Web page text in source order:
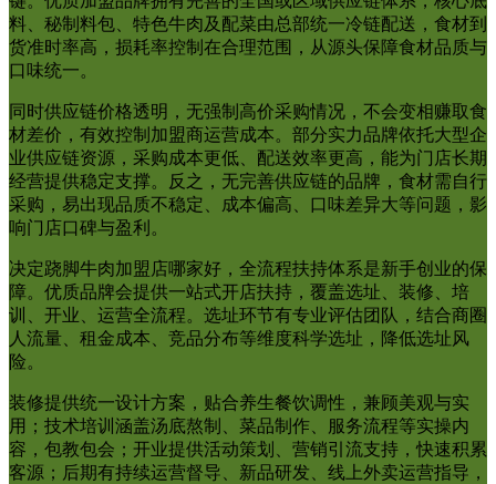
料、秘制料包、特色牛肉及配菜由总部统一冷链配送，食材到
货准时率高，损耗率控制在合理范围，从源头保障食材品质与
口味统一。
同时供应链价格透明，无强制高价采购情况，不会变相赚取食
材差价，有效控制加盟商运营成本。部分实力品牌依托大型企
业供应链资源，采购成本更低、配送效率更高，能为门店长期
经营提供稳定支撑。反之，无完善供应链的品牌，食材需自行
采购，易出现品质不稳定、成本偏高、口味差异大等问题，影
响门店口碑与盈利。
决定跷脚牛肉加盟店哪家好，全流程扶持体系是新手创业的保
障。优质品牌会提供一站式开店扶持，覆盖选址、装修、培
训、开业、运营全流程。选址环节有专业评估团队，结合商圈
人流量、租金成本、竞品分布等维度科学选址，降低选址风
险。
装修提供统一设计方案，贴合养生餐饮调性，兼顾美观与实
用；技术培训涵盖汤底熬制、菜品制作、服务流程等实操内
容，包教包会；开业提供活动策划、营销引流支持，快速积累
客源；后期有持续运营督导、新品研发、线上外卖运营指导，